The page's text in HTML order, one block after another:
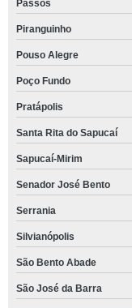
Passos
Piranguinho
Pouso Alegre
Poço Fundo
Pratápolis
Santa Rita do Sapucaí
Sapucaí-Mirim
Senador José Bento
Serrania
Silvianópolis
São Bento Abade
São José da Barra